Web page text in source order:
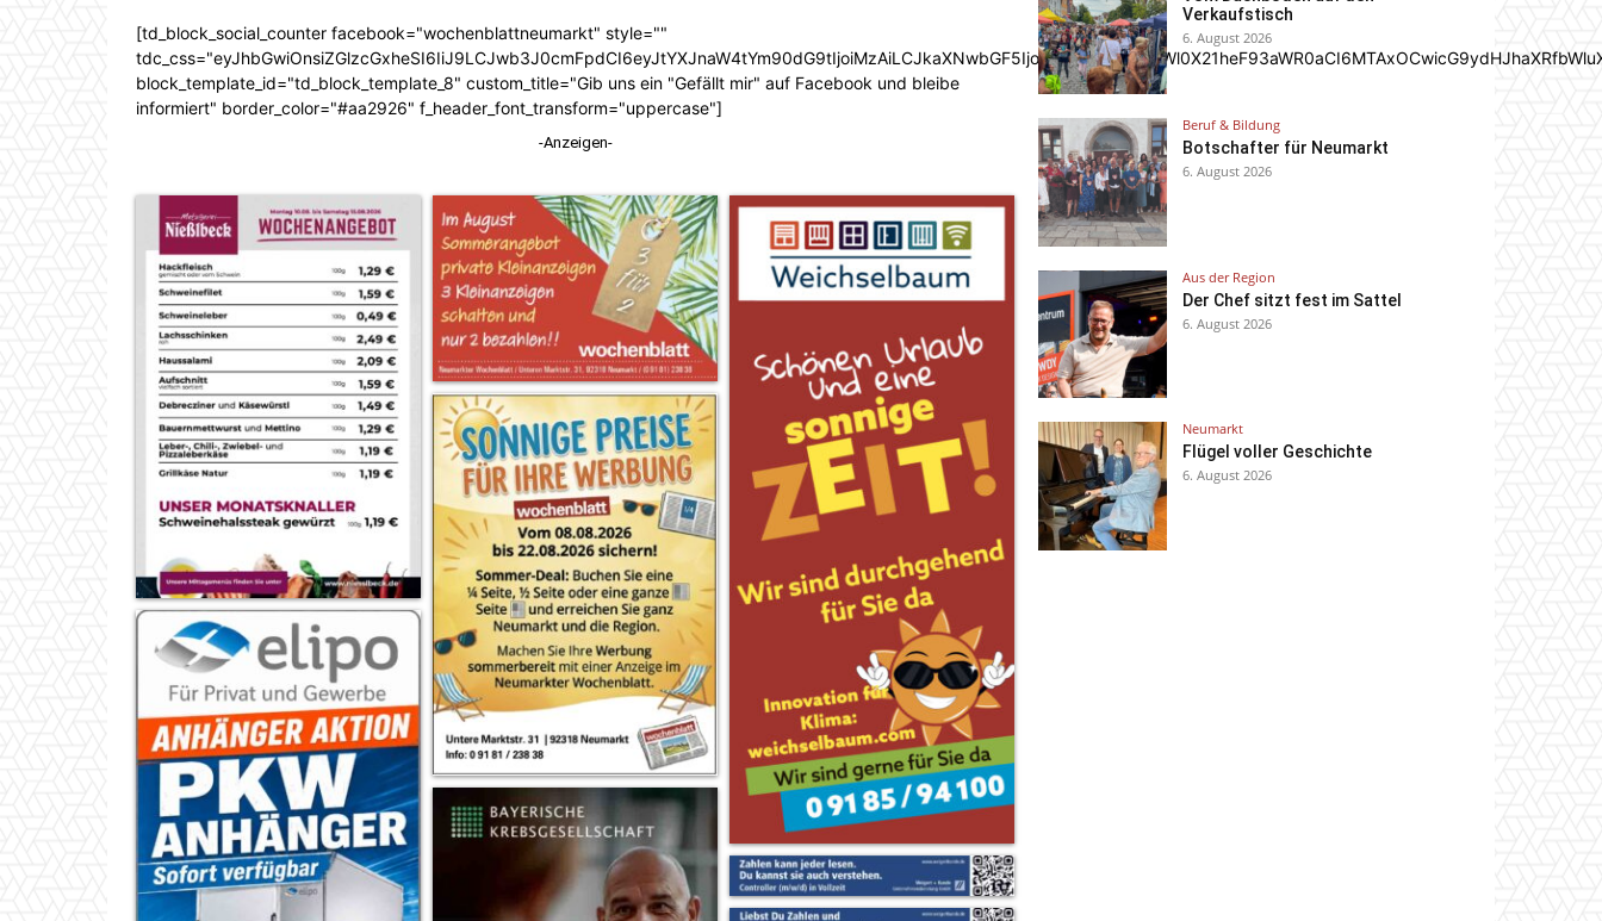
[td_block_social_counter facebook="wochenblattneumarkt" style=""
block_template_id="td_block_template_8" custom_title="Gib uns ein "Gefällt mir" auf Facebook und bleibe
informiert" border_color="#aa2926" f_header_font_transform="uppercase"]
-Anzeigen-
Verkaufstisch
6. August 2026
Beruf & Bildung
Botschafter für Neumarkt
6. August 2026
Aus der Region
Der Chef sitzt fest im Sattel
6. August 2026
Neumarkt
Flügel voller Geschichte
6. August 2026